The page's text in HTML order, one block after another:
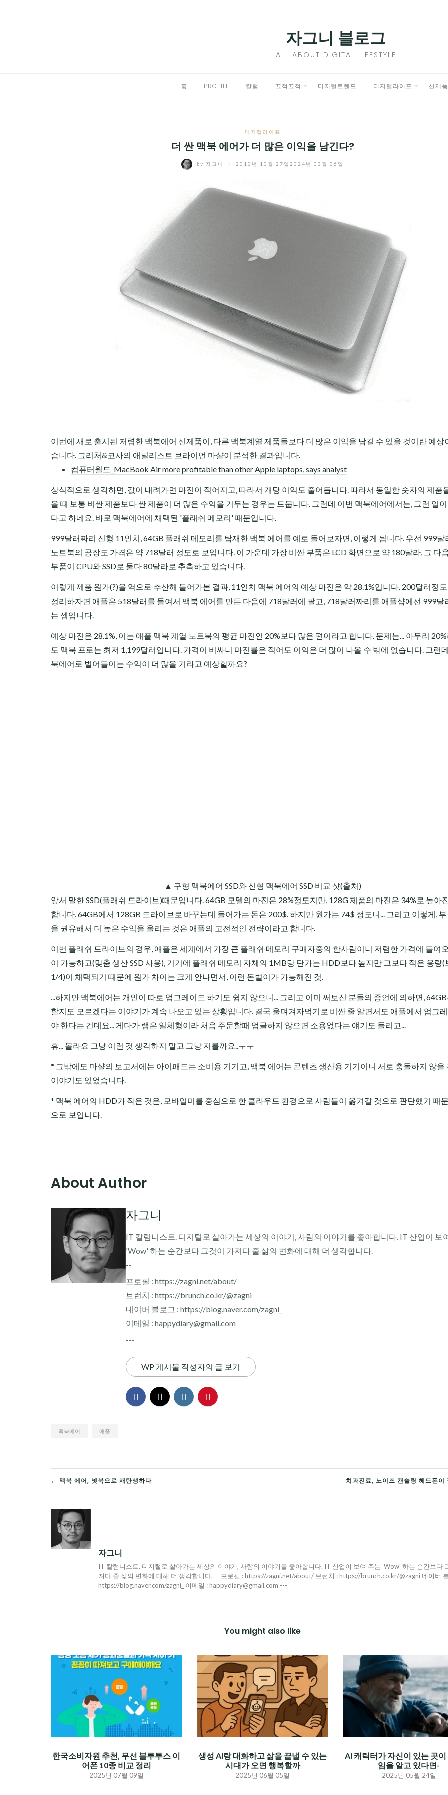
자그니 블로그
ALL ABOUT DIGITAL LIFESTYLE
홈 PROFILE 칼럼 끄적끄적 디지털트렌드 디지털라이프 신제품
디지털라이프
더 싼 맥북 에어가 더 많은 이익을 남긴다?
by 자그니 2010년 10월 27일2024년 03월 06일
이번에 새로 출시된 저렴한 맥북에어 신제품이, 다른 맥북계열 제품들보다 더 많은 이익을 남길 수 있을 것이란 예상
습니다. 그리처&코사의 애널리스트 브라이언 마샬이 분석한 결과입니다.
컴퓨터월드_MacBook Air more profitable than other Apple laptops, says analyst
상식적으로 생각하면, 값이 내려가면 마진이 적어지고, 따라서 개당 이익도 줄어듭니다. 따라서 동일한 숫자의 제품
을 때 보통 비싼 제품보다 싼 제품이 더 많은 수익을 거두는 경우는 드뭅니다. 그런데 이번 맥북에어에서는, 그런 일
다고 하네요. 바로 맥북에어에 채택된 '플래쉬 메모리' 때문입니다.
999달러짜리 신형 11인치, 64GB 플래쉬 메모리를 탑재한 맥북 에어를 예로 들어보자면, 이렇게 됩니다. 우선 999달
노트북의 공장도 가격은 약 718달러 정도로 보입니다. 이 가운데 가장 비싼 부품은 LCD 화면으로 약 180달라, 그 다
부품이 CPU와 SSD로 둘다 80달라로 추측하고 있습니다.
이렇게 제품 원가(?)을 역으로 추산해 들어가본 결과, 11인치 맥북 에어의 예상 마진은 약 28.1%입니다. 200달러정
정리하자면 애플은 518달러를 들여서 맥북 에어를 만든 다음에 718달러에 팔고, 718달러짜리를 애플샵에선 999달
는 셈입니다.
예상 마진은 28.1%, 이는 애플 맥북 계열 노트북의 평균 마진인 20%보다 많은 편이라고 합니다. 문제는... 아무리
도 맥북 프로는 최저 1,199달러입니다. 가격이 비싸니 마진률은 적어도 이익은 더 많이 나올 수 밖에 없습니다. 그런
북에어로 벌어들이는 수익이 더 많을 거라고 예상할까요?
▲ 구형 맥북에어 SSD와 신형 맥북에어 SSD 비교 샷(출처)
앞서 말한 SSD(플래쉬 드라이브)때문입니다. 64GB 모델의 마진은 28%정도지만, 128G 제품의 마진은 34%로 높아
합니다. 64GB에서 128GB 드라이브로 바꾸는데 들어가는 돈은 200$. 하지만 원가는 74$ 정도니... 그리고 이렇게,
을 권유해서 더 높은 수익을 올리는 것은 애플의 고전적인 전략이라고 합니다.
이번 플래쉬 드라이브의 경우, 애플은 세계에서 가장 큰 플래쉬 메모리 구매자중의 한사람이니 저렴한 가격에 들여
이 가능하고(맞춤 생산 SSD 사용), 거기에 플래쉬 메모리 자체의 1MB당 단가는 HDD보다 높지만 그보다 적은 용량(
1/4)이 채택되기 때문에 원가 차이는 크게 안나면서, 이런 돈벌이가 가능해진 것.
...하지만 맥북에어는 개인이 따로 업그레이드 하기도 쉽지 않으니... 그리고 이미 써보신 분들의 증언에 의하면,
할지도 모르겠다는 이야기가 계속 나오고 있는 상황입니다. 결국 울며겨자먹기로 비싼 줄 알면서도 애플에서 업그
야 한다는 건데요... 게다가 램은 일체형이라 처음 주문할때 업글하지 않으면 소용없다는 얘기도 들리고...
휴... 몰라요 그냥 이런 것 생각하지 말고 그냥 지를까요..ㅜㅜ
* 그밖에도 마샬의 보고서에는 아이패드는 소비용 기기고, 맥북 에어는 콘텐츠 생산용 기기이니 서로 충돌하지 않을
이야기도 있었습니다.
* 맥북 에어의 HDD가 작은 것은, 모바일미를 중심으로 한 클라우드 환경으로 사람들이 옮겨갈 것으로 판단했기 때
으로 보입니다.
About Author
자그니
IT 칼럼니스트. 디지털로 살아가는 세상의 이야기, 사람의 이야기를 좋아합니다. IT 산업이 보
'Wow' 하는 순간보다 그것이 가져다 줄 삶의 변화에 대해 더 생각합니다.
--
프로필 : https://zagni.net/about/
브런치 : https://brunch.co.kr/@zagni
네이버 블로그 : https://blog.naver.com/zagni_
이메일 : happydiary@gmail.com
---
WP 게시물 작성자의 글 보기
맥북에어 애플
글
탐
색
← 맥북 에어, 넷북으로 재탄생하다 치과진료, 노이즈 캔슬링 헤드폰
자그니
IT 칼럼니스트. 디지털로 살아가는 세상의 이야기, 사람의 이야기를 좋아합니다. IT 산업이 보여 주는 'Wow' 하는 순간보다
져다 줄 삶의 변화에 대해 더 생각합니다. -- 프로필 : https://zagni.net/about/ 브런치 : https://brunch.co.kr/@zagni 네이버
https://blog.naver.com/zagni_ 이메일 : happydiary@gmail.com ---
You might also like
한국소비자원 추천, 무선 블루투스 이
어폰 10종 비교 정리
2025년 07월 09일
생성 AI랑 대화하고 삶을 끝낼 수 있는
시대가 오면 행복할까
2025년 06월 05일
AI 캐릭터가 자신이 있는 곳
임을 알고 있다면-
2025년 05월 24일
EXPAND
MENU
CHILD
MENU